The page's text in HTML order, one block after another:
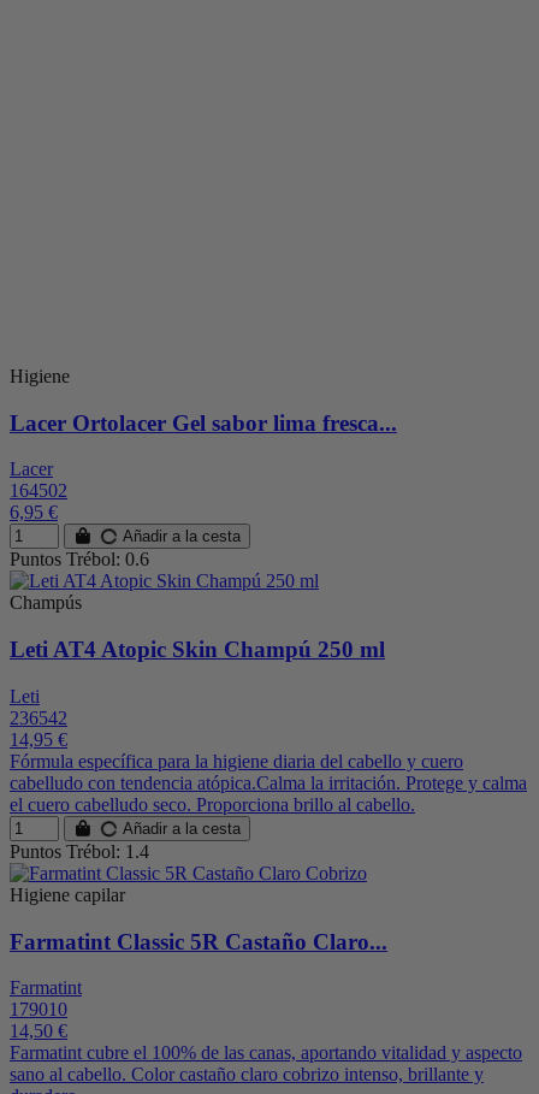
Higiene
Lacer Ortolacer Gel sabor lima fresca...
Lacer
164502
6,95 €
Añadir a la cesta
Puntos Trébol: 0.6
Champús
Leti AT4 Atopic Skin Champú 250 ml
Leti
236542
14,95 €
Fórmula específica para la higiene diaria del cabello y cuero
cabelludo con tendencia atópica.Calma la irritación. Protege y calma
el cuero cabelludo seco. Proporciona brillo al cabello.
Añadir a la cesta
Puntos Trébol: 1.4
Higiene capilar
Farmatint Classic 5R Castaño Claro...
Farmatint
179010
14,50 €
Farmatint cubre el 100% de las canas, aportando vitalidad y aspecto
sano al cabello. Color castaño claro cobrizo intenso, brillante y